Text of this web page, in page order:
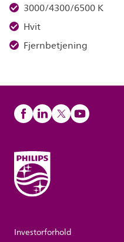
3000/4300/6500 K
Hvit
Fjernbetjening
Investorforhold